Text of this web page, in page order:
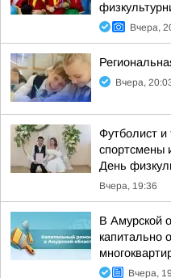
Вчера,
Вчера,
Футболист
спортсмены
День
Вчера, 19:36
В Амурской
капитально
Вчера,